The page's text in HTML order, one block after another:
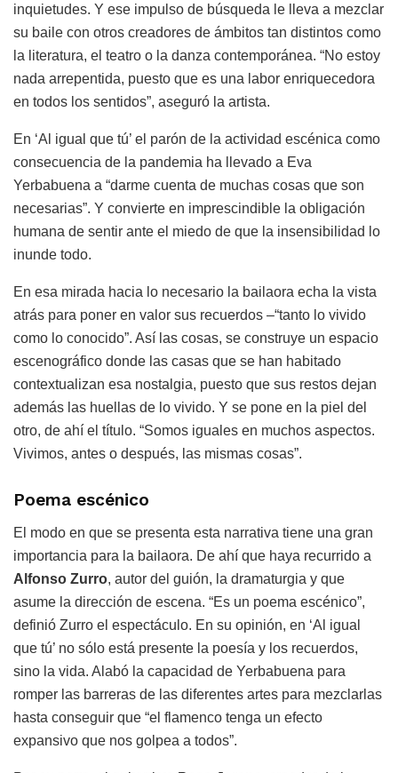
inquietudes. Y ese impulso de búsqueda le lleva a mezclar
su baile con otros creadores de ámbitos tan distintos como
la literatura, el teatro o la danza contemporánea. “No estoy
nada arrepentida, puesto que es una labor enriquecedora
en todos los sentidos”, aseguró la artista.
En ‘Al igual que tú’ el parón de la actividad escénica como
consecuencia de la pandemia ha llevado a Eva
Yerbabuena a “darme cuenta de muchas cosas que son
necesarias”. Y convierte en imprescindible la obligación
humana de sentir ante el miedo de que la insensibilidad lo
inunde todo.
En esa mirada hacia lo necesario la bailaora echa la vista
atrás para poner en valor sus recuerdos –“tanto lo vivido
como lo conocido”. Así las cosas, se construye un espacio
escenográfico donde las casas que se han habitado
contextualizan esa nostalgia, puesto que sus restos dejan
además las huellas de lo vivido. Y se pone en la piel del
otro, de ahí el título. “Somos iguales en muchos aspectos.
Vivimos, antes o después, las mismas cosas”.
Poema escénico
El modo en que se presenta esta narrativa tiene una gran
importancia para la bailaora. De ahí que haya recurrido a
Alfonso Zurro, autor del guión, la dramaturgia y que
asume la dirección de escena. “Es un poema escénico”,
definió Zurro el espectáculo. En su opinión, en ‘Al igual
que tú’ no sólo está presente la poesía y los recuerdos,
sino la vida. Alabó la capacidad de Yerbabuena para
romper las barreras de las diferentes artes para mezclarlas
hasta conseguir que “el flamenco tenga un efecto
expansivo que nos golpea a todos”.